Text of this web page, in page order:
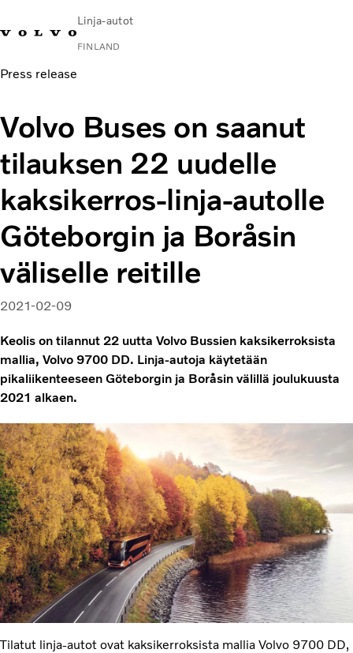
Linja-autot
FINLAND
Change MarketOta yhteyttä
Kaupunki- ja lähiliikenne
Turistilinja-autot
Palvelut
Miksi juuri Volvo?
Uutiset ja artikkelit
Yhteystiedot
Press release
Volvo Buses on saanut
tilauksen 22 uudelle
kaksikerros-linja-autolle
Göteborgin ja Boråsin
väliselle reitille
2021-02-09
Keolis on tilannut 22 uutta Volvo Bussien kaksikerroksista
mallia, Volvo 9700 DD. Linja-autoja käytetään
pikaliikenteeseen Göteborgin ja Boråsin välillä joulukuusta
2021 alkaen.
Tilatut linja-autot ovat kaksikerroksista mallia Volvo 9700 DD,